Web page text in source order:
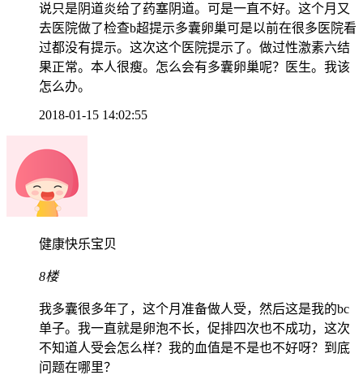
说只是阴道炎给了药塞阴道。可是一直不好。这个月又
去医院做了检查b超提示多囊卵巢可是以前在很多医院看
过都没有提示。这次这个医院提示了。做过性激素六结
果正常。本人很瘦。怎么会有多囊卵巢呢？医生。我该
怎么办。
2018-01-15 14:02:55
健康快乐宝贝
8楼
我多囊很多年了，这个月准备做人受，然后这是我的bc
单子。我一直就是卵泡不长，促排四次也不成功，这次
不知道人受会怎么样？我的血值是不是也不好呀？到底
问题在哪里？